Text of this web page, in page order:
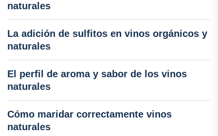
naturales
La adición de sulfitos en vinos orgánicos y
naturales
El perfil de aroma y sabor de los vinos
naturales
Cómo maridar correctamente vinos
naturales